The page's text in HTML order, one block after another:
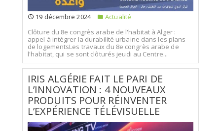
19 décembre 2024
Actualité
Clôture du 8e congrès arabe de l'habitat à Alger :
appel à intégrer la durabilité urbaine dans les plans
de logementsLes travaux du 8e congrès arabe de
l'habitat, qui se sont clôturés jeudi au Centre...
IRIS ALGÉRIE FAIT LE PARI DE
L’INNOVATION : 4 NOUVEAUX
PRODUITS POUR RÉINVENTER
L’EXPÉRIENCE TÉLÉVISUELLE